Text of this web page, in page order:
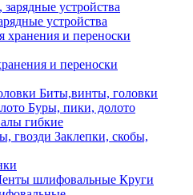
устройства
и переноски
Биты,винты, головки
Буры, пики, долото
гибкие
Заклепки, скобы,
Круги